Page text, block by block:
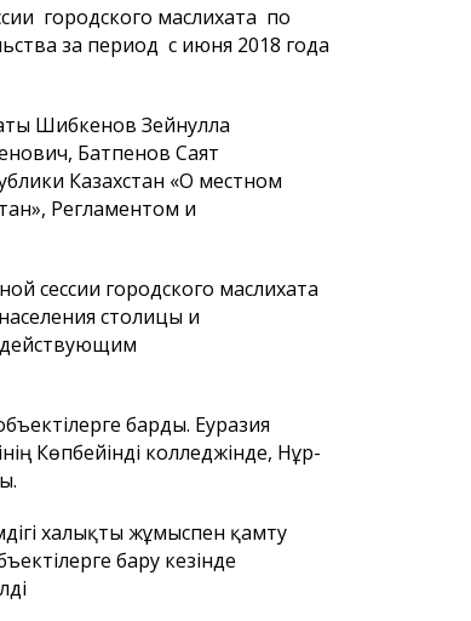
Астана қаласының
тұрғындарының назарына!
городского маслихата по
за период с июня 2018 года
Шибкенов Зейнулла
Батпенов Саят
Казахстан «О местном
Регламентом и
сессии городского маслихата
столицы и
действующим
барды. Еуразия
Көпбейінді колледжінде, Нұр-
халықты жұмыспен қамту
бару кезінде